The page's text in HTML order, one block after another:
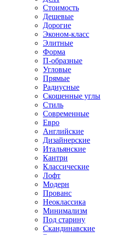
Стоимость
Дешевые
Дорогие
Эконом-класс
Элитные
Форма
П-образные
Угловые
Прямые
Радиусные
Скошенные углы
Стиль
Современные
Евро
Английские
Дизайнерские
Итальянские
Кантри
Классические
Лофт
Модерн
Прованс
Неоклассика
Минимализм
Под старину
Скандинавские